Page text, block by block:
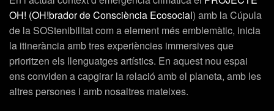
OH! (OH!brador de Consciència Ecosocial) amb la Cúpula
de la SOStenibilitatcom a element més emblemàtic, inicia
la itinerància amb tresexperiències immersivesque
prioritzen els llenguatgesartístics. En aquest nou espai
ens conviden acapgirar la relació amb el planeta, amb les
altres persones i amb nosaltres mateixes.